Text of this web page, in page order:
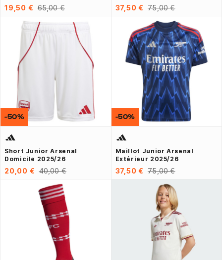
19,50 € 65,00 € 37,50 € 75,00 €
Short Junior Arsenal
Domicile 2025/26
20,00 € 40,00 €
-50%
Maillot Junior Arsenal
Extérieur 2025/26
37,50 € 75,00 €
-50%